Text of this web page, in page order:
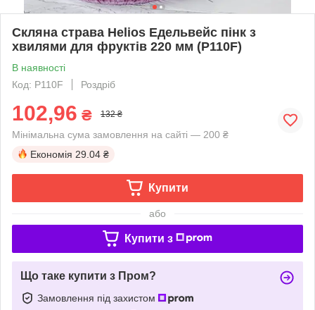
Скляна страва Helios Едельвейс пінк з
хвилями для фруктів 220 мм (P110F)
В наявності
Код: P110F
Роздріб
102,96 ₴ 132 ₴
Мінімальна сума замовлення на сайті — 200 ₴
Економія 29.04 ₴
Купити
або
Купити з
Що таке купити з Пром?
Замовлення під захистом